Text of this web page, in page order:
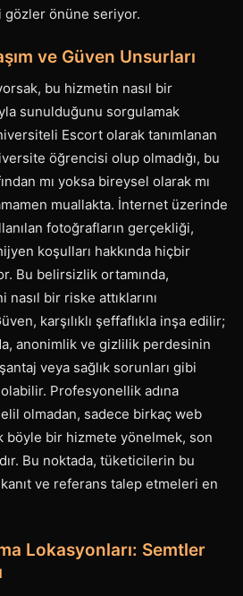
önüne seriyor.
ve Güven Unsurları
bu hizmetin nasıl bir
sunulduğunu sorgulamak
Escort olarak tanımlanan
öğrencisi olup olmadığı, bu
mı yoksa bireysel olarak mı
muallakta. İnternet üzerinde
fotoğrafların gerçekliği,
koşulları hakkında hiçbir
Bu belirsizlik ortamında,
nasıl bir riske attıklarını
karşılıklı şeffaflıkla inşa edilir;
anonimlik ve gizlilik perdesinin
şantaj veya sağlık sorunları gibi
Profesyonellik adına
olmadan, sadece birkaç web
böyle bir hizmete yönelmek, son
Bu noktada, tüketicilerin bu
ve referans talep etmeleri en
Lokasyonları: Semtler